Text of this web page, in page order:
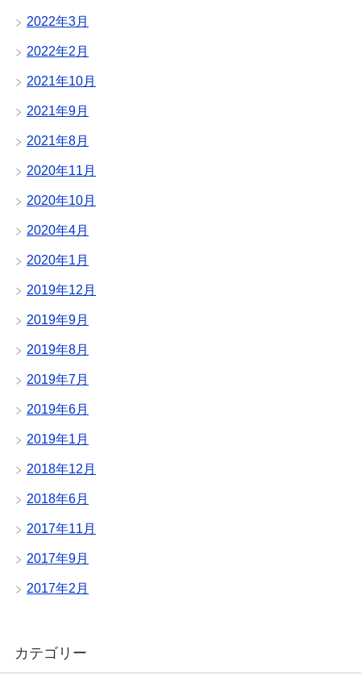
2022年3月
2022年2月
2021年10月
2021年9月
2021年8月
2020年11月
2020年10月
2020年4月
2020年1月
2019年12月
2019年9月
2019年8月
2019年7月
2019年6月
2019年1月
2018年12月
2018年6月
2017年11月
2017年9月
2017年2月
カテゴリー